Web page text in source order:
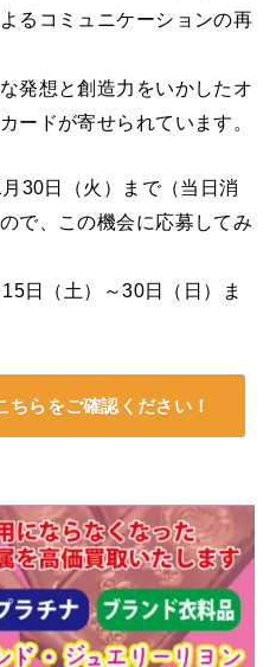
るコミュニケーションの再
発想と創造力をいかしたオ
ードが寄せられています。
30日（火）まで（当日消
で、この機会に応募してみ
日（土）～30日（日）ま
らをご確認ください！